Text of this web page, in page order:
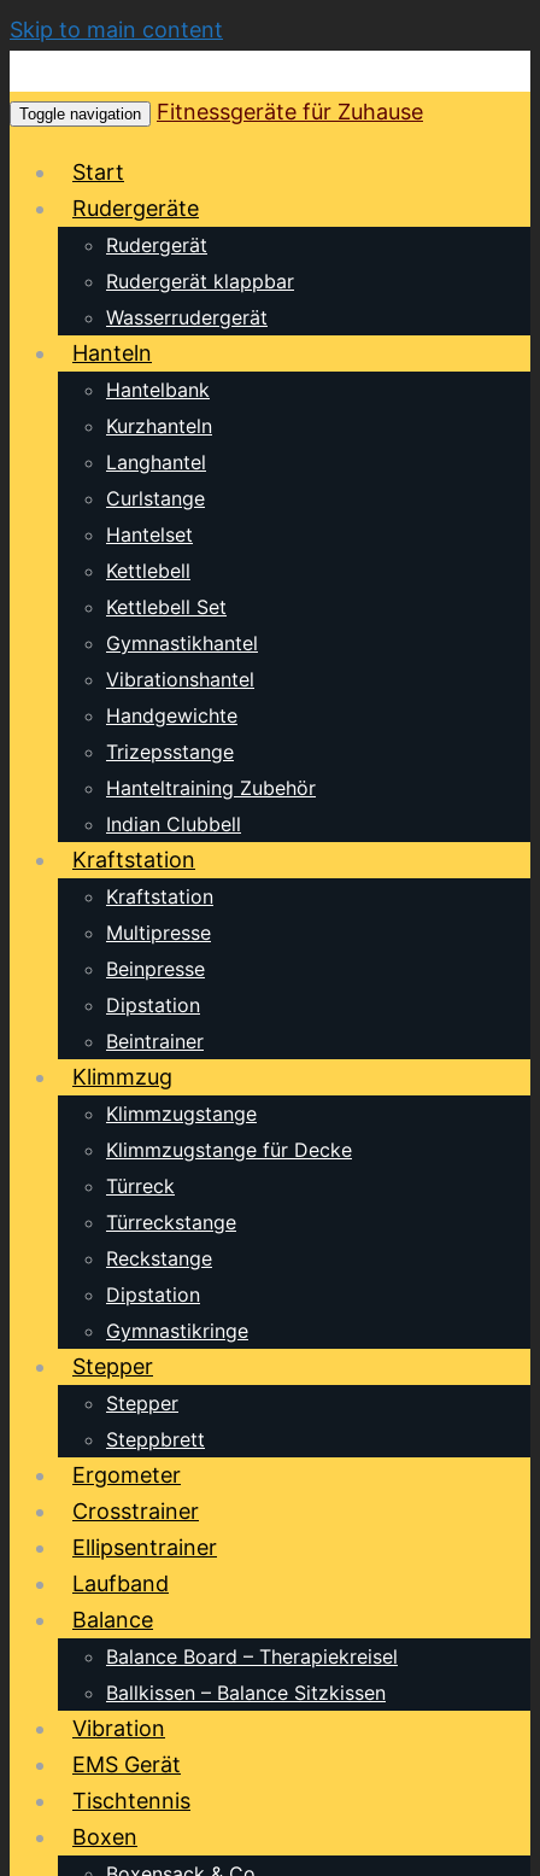
Skip to main content
Toggle navigation Fitnessgeräte für Zuhause
Start
Rudergeräte
Rudergerät
Rudergerät klappbar
Wasserrudergerät
Hanteln
Hantelbank
Kurzhanteln
Langhantel
Curlstange
Hantelset
Kettlebell
Kettlebell Set
Gymnastikhantel
Vibrationshantel
Handgewichte
Trizepsstange
Hanteltraining Zubehör
Indian Clubbell
Kraftstation
Kraftstation
Multipresse
Beinpresse
Dipstation
Beintrainer
Klimmzug
Klimmzugstange
Klimmzugstange für Decke
Türreck
Türreckstange
Reckstange
Dipstation
Gymnastikringe
Stepper
Stepper
Steppbrett
Ergometer
Crosstrainer
Ellipsentrainer
Laufband
Balance
Balance Board – Therapiekreisel
Ballkissen – Balance Sitzkissen
Vibration
EMS Gerät
Tischtennis
Boxen